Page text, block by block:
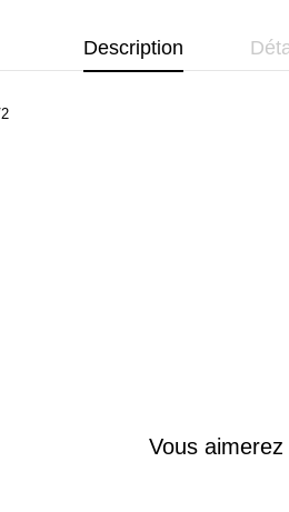
Description
Vous aimerez